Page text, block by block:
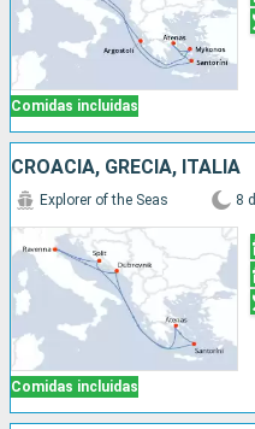
Comidas incluidas
CROACIA, GRECIA, ITALIA
Comidas incluidas
Explorer of the Seas 8 d